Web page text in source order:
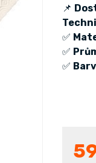
📌
✅
✅
✅